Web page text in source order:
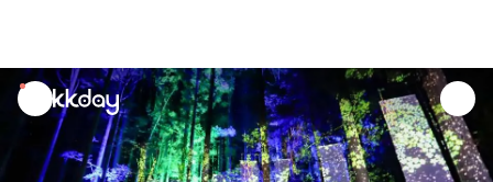
unread
notifications